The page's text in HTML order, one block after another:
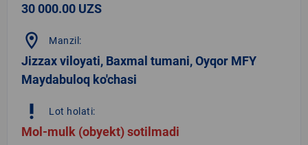
30 000.00 UZS
location_on Manzil:
Jizzax viloyati, Baxmal tumani, Oyqor MFY
Maydabuloq ko'chasi
priority_high Lot holati:
Mol-mulk (obyekt) sotilmadi